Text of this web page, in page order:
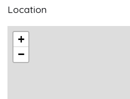
Location
+
−